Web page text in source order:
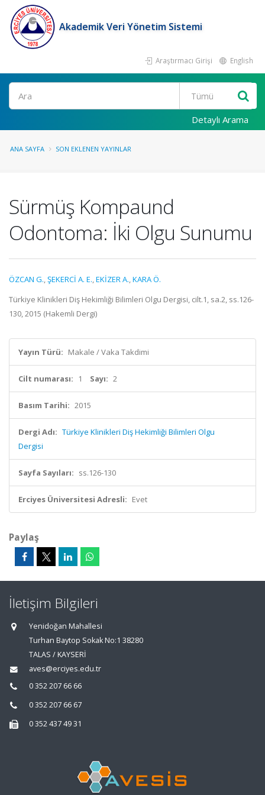
Akademik Veri Yönetim Sistemi
Araştırmacı Girişi English
Ara
Detaylı Arama
ANA SAYFA SON EKLENEN YAYINLAR
Sürmüş Kompaund
Odontoma: İki Olgu Sunumu
ÖZCAN G.,ŞEKERCİ A. E.,EKİZER A.,KARA Ö.
Türkiye Klinikleri Diş Hekimliği Bilimleri Olgu Dergisi, cilt.1, sa.2, ss.126-
130, 2015 (Hakemli Dergi)
Yayın Türü: Makale / Vaka Takdimi
Cilt numarası: 1 Sayı: 2
Basım Tarihi: 2015
Dergi Adı: Türkiye Klinikleri Diş Hekimliği Bilimleri Olgu
Dergisi
Sayfa Sayıları: ss.126-130
Erciyes Üniversitesi Adresli: Evet
Paylaş
İletişim Bilgileri
Yenidoğan Mahallesi
Turhan Baytop Sokak No:1 38280
TALAS / KAYSERİ
aves@erciyes.edu.tr
0 352 207 66 66
0 352 207 66 67
0 352 437 49 31